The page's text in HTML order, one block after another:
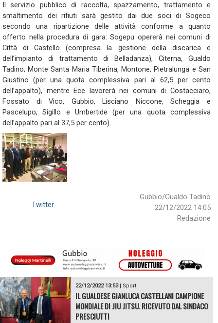
Il servizio pubblico di raccolta, spazzamento, trattamento e
smaltimento dei rifiuti sarà gestito dai due soci di Sogeco
secondo una ripartizione delle attività conforme a quanto
offerto nella procedura di gara: Sogepu opererà nei comuni di
Città di Castello (compresa la gestione della discarica e
dell’impianto di trattamento di Belladanza), Citerna, Gualdo
Tadino, Monte Santa Maria Tiberina, Montone, Pietralunga e San
Giustino (per una quota complessiva pari al 62,5 per cento
dell’appalto), mentre Ece lavorerà nei comuni di Costacciaro,
Fossato di Vico, Gubbio, Lisciano Niccone, Scheggia e
Pascelupo, Sigillo e Umbertide (per una quota complessiva
dell’appalto pari al 37,5 per cento).
Gubbio/Gualdo Tadino
22/12/2022 14:05
Redazione
Twitter
22/12/2022 13:53| Sport
IL GUALDESE GIANLUCA CASTELLANI CAMPIONE
MONDIALE DI JIU JITSU. RICEVUTO DAL SINDACO
PRESCIUTTI